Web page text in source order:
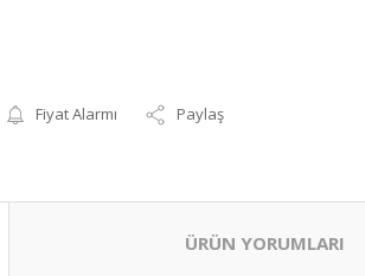
Fiyat Alarmı Paylaş
ÜRÜN YORUMLARI